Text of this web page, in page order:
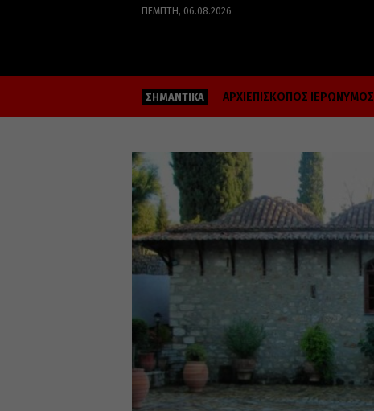
ΠΈΜΠΤΗ, 06.08.2026
ΣΗΜΑΝΤΙΚΑ ΑΡΧΙΕΠΙΣΚΟΠΟΣ ΙΕΡΩΝΥΜΟΣ